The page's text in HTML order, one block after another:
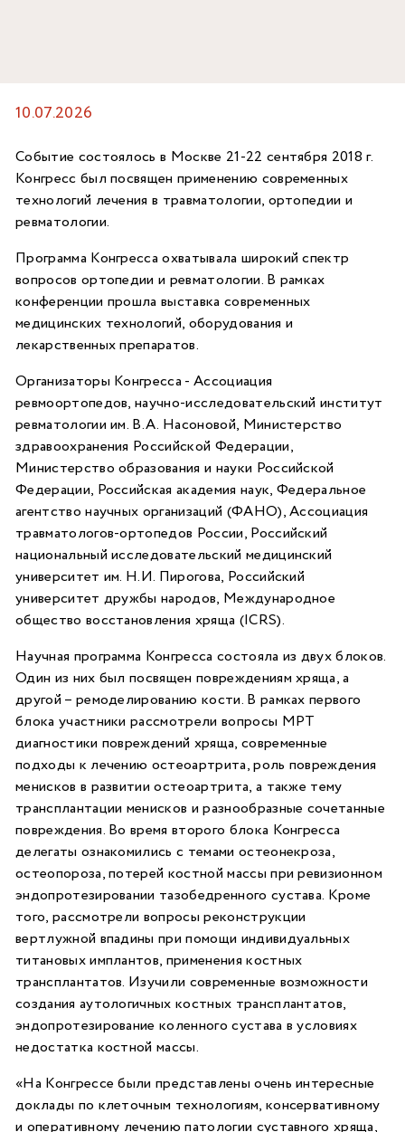
10.07.2026
Событие состоялось в Москве 21-22 сентября 2018 г.
Конгресс был посвящен применению современных
технологий лечения в травматологии, ортопедии и
ревматологии.
Программа Конгресса охватывала широкий спектр
вопросов ортопедии и ревматологии. В рамках
конференции прошла выставка современных
медицинских технологий, оборудования и
лекарственных препаратов.
Организаторы Конгресса - Ассоциация
ревмоортопедов, научно-исследовательский институт
ревматологии им. В.А. Насоновой, Министерство
здравоохранения Российской Федерации,
Министерство образования и науки Российской
Федерации, Российская академия наук, Федеральное
агентство научных организаций (ФАНО), Ассоциация
травматологов-ортопедов России, Российский
национальный исследовательский медицинский
университет им. Н.И. Пирогова, Российский
университет дружбы народов, Международное
общество восстановления хряща (ICRS).
Научная программа Конгресса состояла из двух блоков.
Один из них был посвящен повреждениям хряща, а
другой – ремоделированию кости. В рамках первого
блока участники рассмотрели вопросы МРТ
диагностики повреждений хряща, современные
подходы к лечению остеоартрита, роль повреждения
менисков в развитии остеоартрита, а также тему
трансплантации менисков и разнообразные сочетанные
повреждения. Во время второго блока Конгресса
делегаты ознакомились с темами остеонекроза,
остеопороза, потерей костной массы при ревизионном
эндопротезировании тазобедренного сустава. Кроме
того, рассмотрели вопросы реконструкции
вертлужной впадины при помощи индивидуальных
титановых имплантов, применения костных
трансплантатов. Изучили современные возможности
создания аутологичных костных трансплантатов,
эндопротезирование коленного сустава в условиях
недостатка костной массы.
«На Конгрессе были представлены очень интересные
доклады по клеточным технологиям, консервативному
и оперативному лечению патологии суставного хряща,